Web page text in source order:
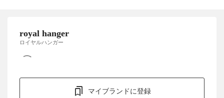
royal hanger
ロイヤルハンガー
マイブランドに登録